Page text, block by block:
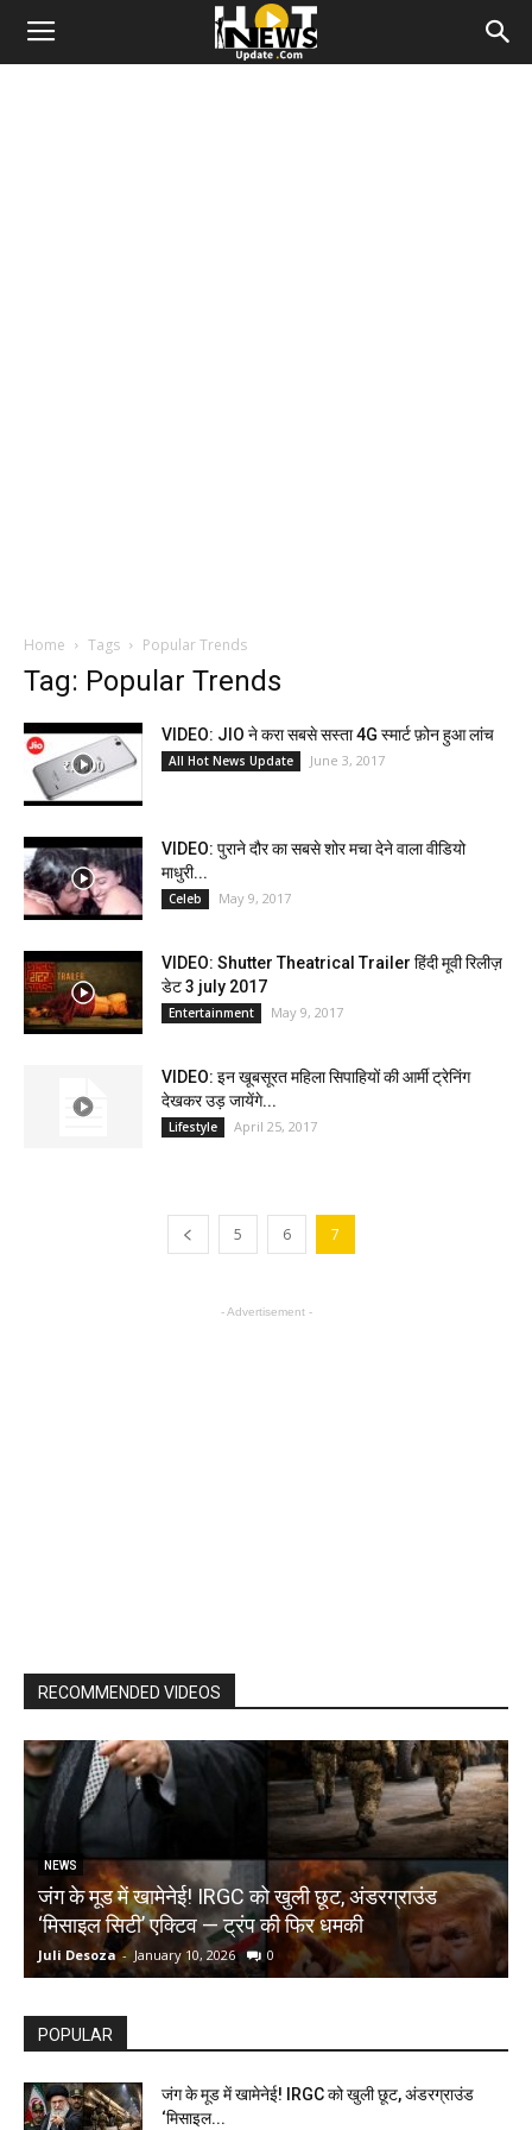
Home Tags Popular Trends
Tag: Popular Trends
VIDEO: JIO ने करा सबसे सस्ता 4G स्मार्ट फ़ोन हुआ लांच
All Hot News Update June 3, 2017
VIDEO: पुराने दौर का सबसे शोर मचा देने वाला वीडियो
माधुरी...
Celeb May 9, 2017
VIDEO: Shutter Theatrical Trailer हिंदी मूवी रिलीज़
डेट 3 july 2017
Entertainment May 9, 2017
VIDEO: इन खूबसूरत महिला सिपाहियों की आर्मी ट्रेनिंग
देखकर उड़ जायेंगे...
Lifestyle April 25, 2017
5 6 7
- Advertisement -
RECOMMENDED VIDEOS
NEWS
जंग के मूड में खामेनेई! IRGC को खुली छूट, अंडरग्राउंड
‘मिसाइल सिटी’ एक्टिव — ट्रंप की फिर धमकी
Juli Desoza - January 10, 2026 0
POPULAR
जंग के मूड में खामेनेई! IRGC को खुली छूट, अंडरग्राउंड
‘मिसाइल...